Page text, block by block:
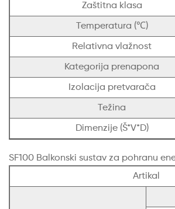
Zaštitna klasa
Temperatura (℃)
Relativna vlažnost
Kategorija prenapona
Izolacija pretvarača
Težina
Dimenzije (Š*V*D)
SF100 Balkonski sustav za pohranu
Artikal